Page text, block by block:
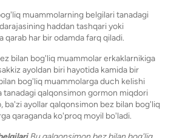
muammolarning belgilari tanadagi
haddan tashqari yoki
qarab har bir odamda farq qiladi.
bilan bog'liq muammolar erkaklarnikiga
ayoldan biri hayotida kamida bir
bog'liq muammolarga duch kelishi
tanadagi qalqonsimon gormon miqdori
ba'zi ayollar qalqonsimon bez bilan bog'liq
qaraganda ko'proq moyil bo'ladi.